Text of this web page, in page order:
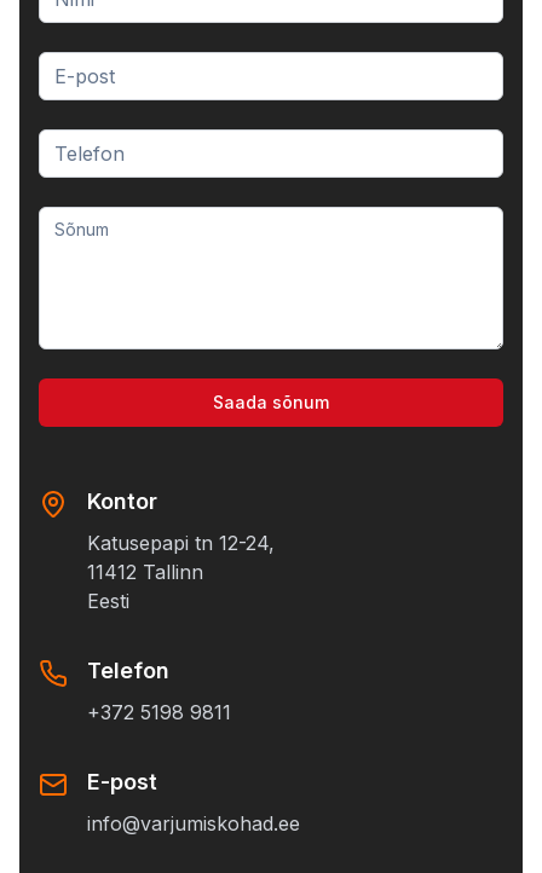
Saada sõnum
Kontor
Katusepapi tn 12-24,
11412 Tallinn
Eesti
Telefon
+372 5198 9811
E-post
info@varjumiskohad.ee